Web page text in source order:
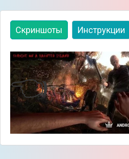
Скриншоты Инструкции
👈